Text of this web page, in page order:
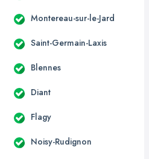
Montereau-sur-le-Jard
Saint-Germain-Laxis
Blennes
Diant
Flagy
Noisy-Rudignon